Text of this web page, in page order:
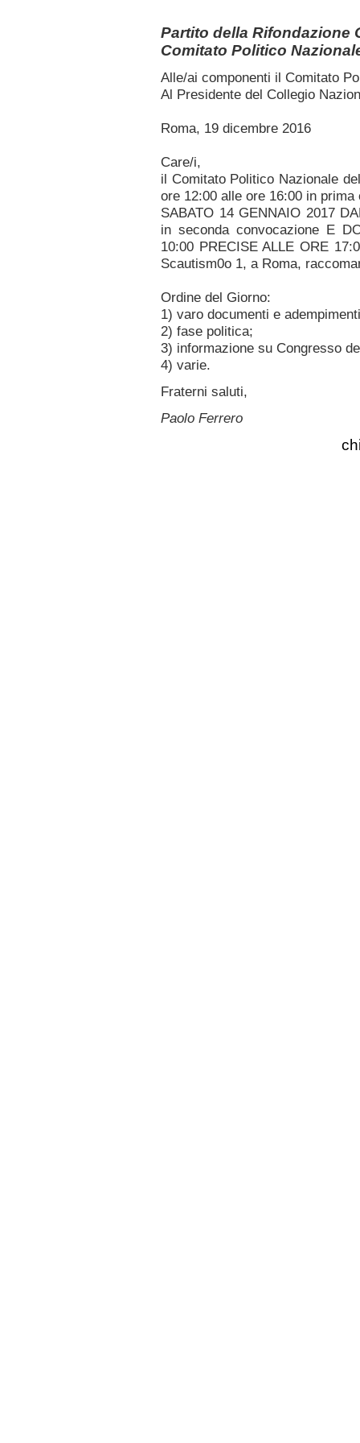
Partito della Rifondazione
Comitato Politico
Alle/ai componenti il Comitato
Al Presidente del Collegio
Roma, 19 dicembre 2016
Care/i,
il Comitato Politico Nazionale
ore 12:00 alle ore 16:00 in prima
SABATO 14 GENNAIO 2017
in seconda convocazione E
10:00 PRECISE ALLE ORE
Scautism0o 1, a Roma,
Ordine del Giorno:
1) varo documenti e
2) fase politica;
3) informazione su Congresso
4) varie.
Fraterni saluti,
Paolo Ferrero